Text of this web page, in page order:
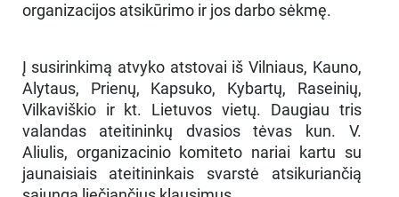
organizacijos atsikūrimo ir jos darbo sėkmę.
Į susirinkimą atvyko atstovai iš Vilniaus, Kauno,
Alytaus, Prienų, Kapsuko, Kybartų, Raseinių,
Vilkaviškio ir kt. Lietuvos vietų. Daugiau tris
valandas ateitininkų dvasios tėvas kun. V.
Aliulis, organizacinio komiteto nariai kartu su
jaunaisiais ateitininkais svarstė atsikuriančią